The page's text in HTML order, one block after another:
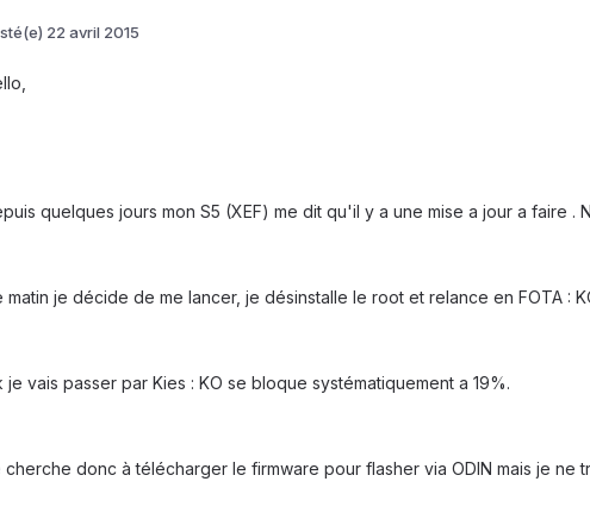
22 avril 2015
quelques jours mon S5 (XEF) me dit qu'il y a une mise a jour a faire .
matin je décide de me lancer, je désinstalle le root et relance en FOTA :
je vais passer par Kies : KO se bloque systématiquement a 19%.
cherche donc à télécharger le firmware pour flasher via ODIN mais je